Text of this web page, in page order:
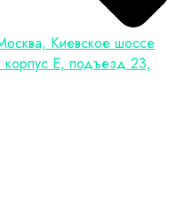
Киевское шоссе
Е, подъезд 23,